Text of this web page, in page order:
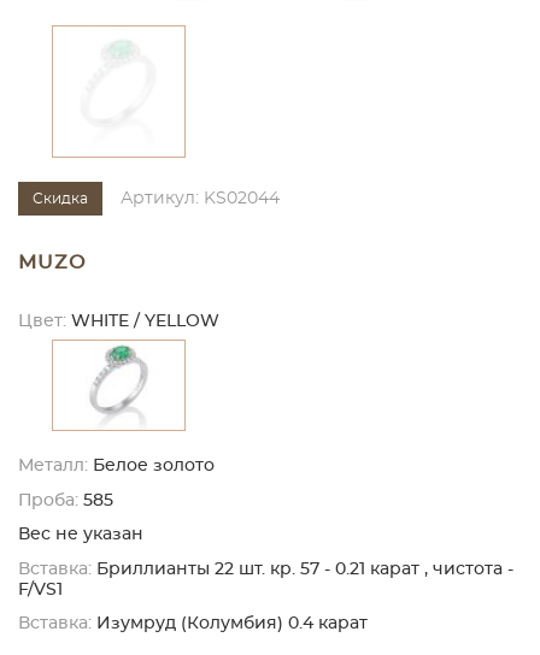
Скидка Артикул: KS02044
MUZO
Цвет: WHITE / YELLOW
Металл: Белое золото
Проба: 585
Вес не указан
Вставка: Бриллианты 22 шт. кр. 57 - 0.21 карат , чистота -
F/VS1
Вставка: Изумруд (Колумбия) 0.4 карат